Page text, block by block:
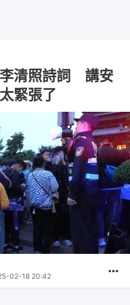
清照詩詞 講安
緊張了
02-18 20:42